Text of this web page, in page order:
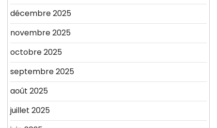
décembre 2025
novembre 2025
octobre 2025
septembre 2025
août 2025
juillet 2025